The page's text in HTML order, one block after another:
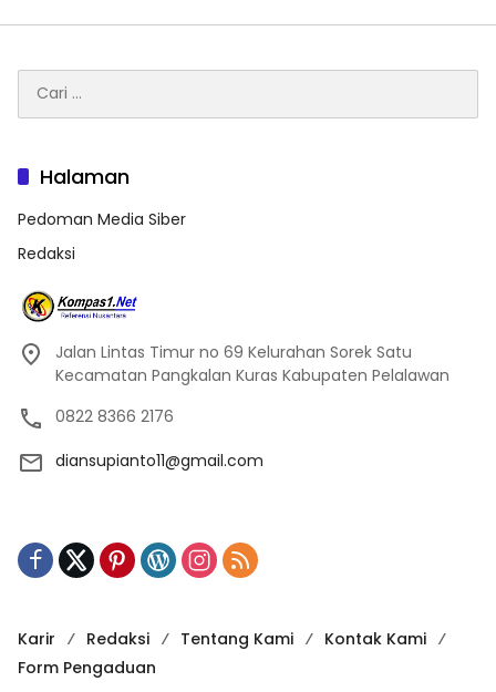
untuk:
Halaman
Pedoman Media Siber
Redaksi
Jalan Lintas Timur no 69 Kelurahan Sorek Satu
Kecamatan Pangkalan Kuras Kabupaten Pelalawan
0822 8366 2176
diansupianto11@gmail.com
Karir Redaksi Tentang Kami
Kontak Kami
Form Pengaduan